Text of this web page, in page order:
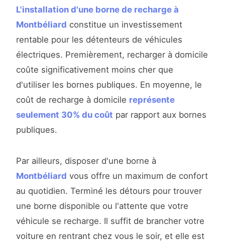
L'installation d'une borne de recharge à
Montbéliard constitue un investissement
rentable pour les détenteurs de véhicules
électriques. Premièrement, recharger à domicile
coûte significativement moins cher que
d'utiliser les bornes publiques. En moyenne, le
coût de recharge à domicile représente
seulement 30% du coût par rapport aux bornes
publiques.
Par ailleurs, disposer d'une borne à
Montbéliard vous offre un maximum de confort
au quotidien. Terminé les détours pour trouver
une borne disponible ou l'attente que votre
véhicule se recharge. Il suffit de brancher votre
voiture en rentrant chez vous le soir, et elle est